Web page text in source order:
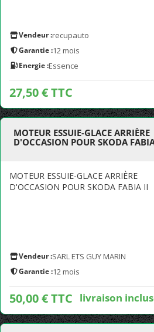
Vendeur :recupauto
Garantie :12 mois
Energie :Essence
27,50 € TTC
MOTEUR ESSUIE-GLACE ARRIÈRE
D'OCCASION POUR SKODA
MOTEUR ESSUIE-GLACE ARRIÈRE
D'OCCASION POUR SKODA FABIA II
Vendeur :SARL ETS GUY MARIN
Garantie :12 mois
50,00 € TTC livraison